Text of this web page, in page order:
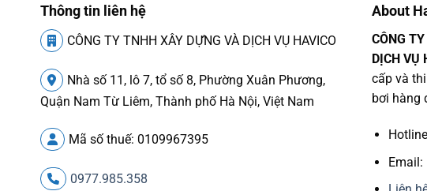
Thông tin liên hệ
CÔNG TY TNHH XÂY DỰNG VÀ DỊCH VỤ HAVICO
Nhà số 11, lô 7, tổ số 8, Phường Xuân Phương,
Quận Nam Từ Liêm, Thành phố Hà Nội, Việt Nam
Mã số thuế: 0109967395
0977.985.358
About
CÔNG
DỊCH VỤ
cấp và
bơi hàng
Email: